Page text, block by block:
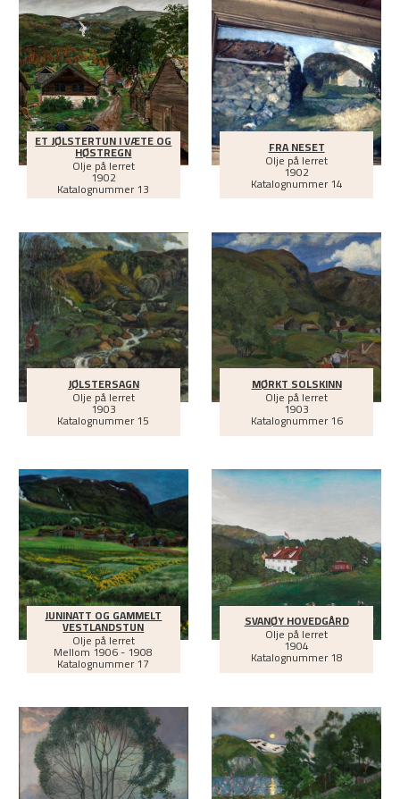
ET JØLSTERTUN I VÆTE OG
HØSTREGN
Olje på lerret
1902
Katalognummer 13
FRA NESET
Olje på lerret
1902
Katalognummer 14
JØLSTERSAGN
Olje på lerret
1903
Katalognummer 15
MØRKT SOLSKINN
Olje på lerret
1903
Katalognummer 16
JUNINATT OG GAMMELT
VESTLANDSTUN
Olje på lerret
Mellom 1906 - 1908
Katalognummer 17
SVANØY HOVEDGÅRD
Olje på lerret
1904
Katalognummer 18